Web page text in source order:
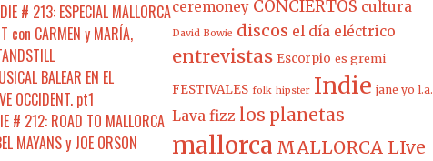
# 213: ESPECIAL MALLORCA
con CARMEN y MARÍA,
BALEAR EN EL
OCCIDENT. pt1
# 212: ROAD TO MALLORCA
MAYANS y JOE ORSON
ceremoney CONCIERTOS cultura
David Bowie discos el día eléctrico
entrevistas Escorpio es gremi
FESTIVALES folk hipster Indie jane yo l.a.
Lava fizz los planetas
mallorca MALLORCA LIve